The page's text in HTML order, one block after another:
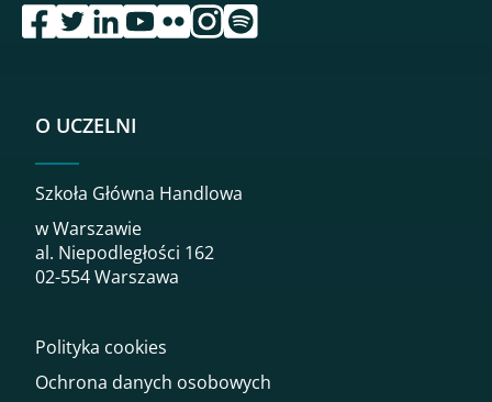
przejdź do serwisu facebook sgh
przejdź do serwisu twitter sgh
przejdź do serwisu linkedin sgh
przejdź do serwisu youtube sgh
przejdź do serwisu flickr sgh
przejdź do serwisu instagram sgh
przejdź do serwisu spotify sgh
O UCZELNI
Szkoła Główna Handlowa
w Warszawie
al. Niepodległości 162
02-554 Warszawa
Polityka cookies
Ochrona danych osobowych